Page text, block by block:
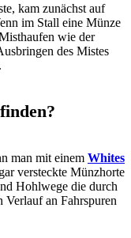
kam zunächst auf
im Stall eine Münze
wie der
des Mistes
man mit einem Whites
versteckte Münzhorte
Hohlwege die durch
Verlauf an Fahrspuren